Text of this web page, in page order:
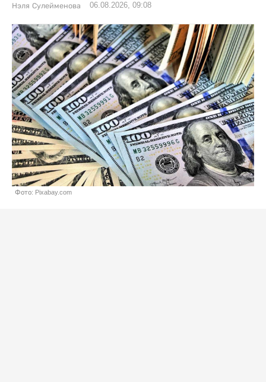
Нэля Сулейменова 06.08.2026, 09:08
Фото: Pixabay.com